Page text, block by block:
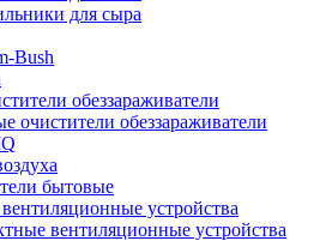
для сыра
Bush
обеззараживатели
очистители обеззараживатели
бытовые
устройства
вентиляционные устройства